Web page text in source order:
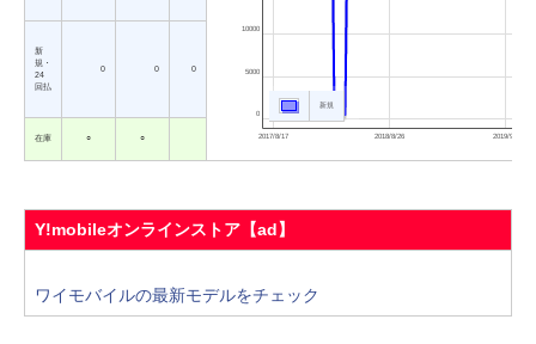
2017/8/17 2018/8/26 2019/9/5
0
5000
10000
新規
新
規・
24
回払
0 0 0
在庫 ○ ○
Y!mobileオンラインストア【ad】
ワイモバイルの最新モデルをチェック